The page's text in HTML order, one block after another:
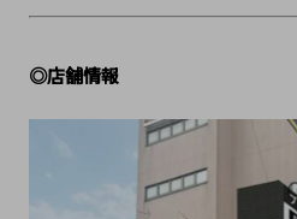
◎店舗情報